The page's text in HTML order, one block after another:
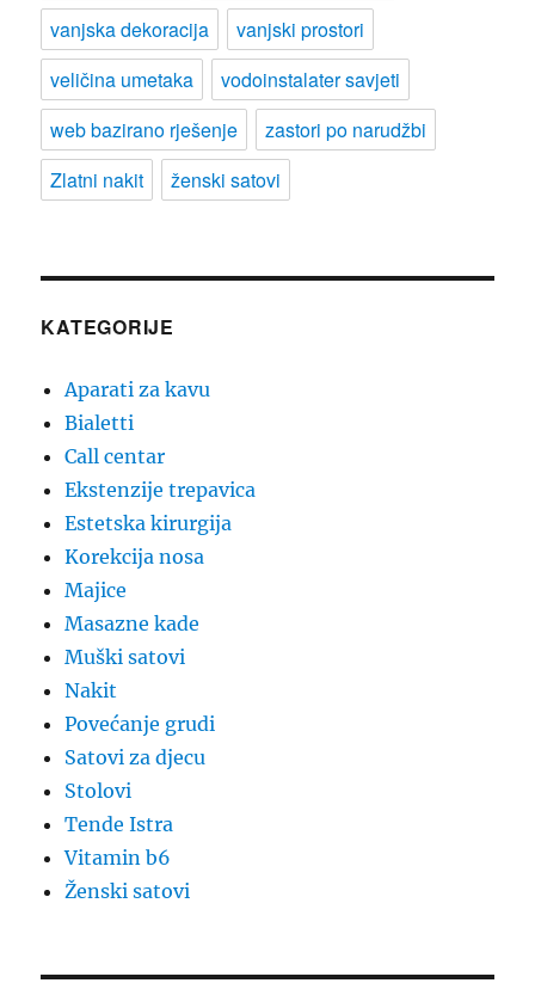
vanjska dekoracija
vanjski prostori
veličina umetaka
vodoinstalater savjeti
web bazirano rješenje
zastori po narudžbi
Zlatni nakit
ženski satovi
KATEGORIJE
Aparati za kavu
Bialetti
Call centar
Ekstenzije trepavica
Estetska kirurgija
Korekcija nosa
Majice
Masazne kade
Muški satovi
Nakit
Povećanje grudi
Satovi za djecu
Stolovi
Tende Istra
Vitamin b6
Ženski satovi